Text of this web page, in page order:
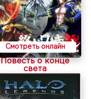
Смотреть онлайн
Повесть о конце
света